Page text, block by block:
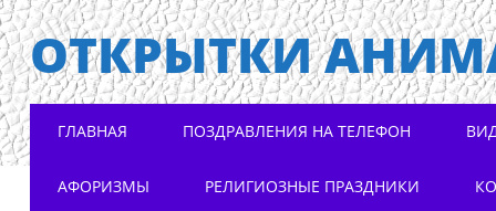
ОТКРЫТКИ
Main menu
ГЛАВНАЯ ПОЗДРАВЛЕНИЯ НА ТЕЛЕФОН
АФОРИЗМЫ РЕЛИГИОЗНЫЕ ПРАЗДНИКИ